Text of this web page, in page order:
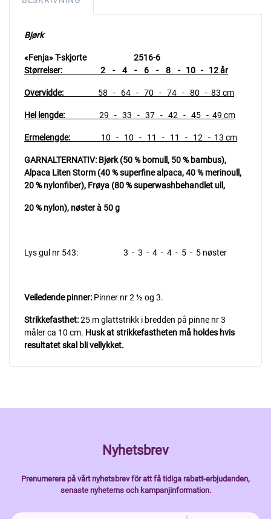
Bjørk
«Fenja» T-skjorte
2516-6
Størrelser: 2 - 4 - 6 - 8 - 10 - 12 år
Overvidde: 58 - 64 - 70 - 74 - 80 - 83 cm
Hel lengde: 29 - 33 - 37 - 42 - 45 - 49 cm
Ermelengde: 10 - 10 - 11 - 11 - 12 - 13 cm
GARNALTERNATIV: Bjørk (50 % bomull, 50 % bambus),
Alpaca Liten Storm (40 % superfine alpaca, 40 % merinoull,
20 % nylonfiber), Frøya (80 % superwashbehandlet ull,
20 % nylon), nøster à 50 g
Lys gul nr 543: 3 - 3 - 4 - 4 - 5 - 5 nøster
Veiledende pinner: Pinner nr 2 ½ og 3.
Strikkefasthet:25 m glattstrikk i bredden på pinne nr 3
måler ca 10 cm. Husk at strikkefastheten må holdes hvis
resultatet skal bli vellykket.
Nyhetsbrev
Prenumerera på vårt nyhetsbrev för att få tidiga rabatt-erbjudanden,
senaste nyheterns och kampanjinformation.